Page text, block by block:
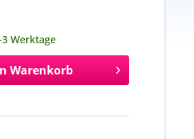
Werktage
Warenkorb